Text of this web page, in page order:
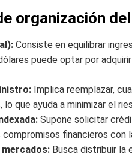
organización
Consiste en equilibrar
puede optar por
Implica reemplazar,
que ayuda a minimizar el
Supone solicitar
financieros con
Busca distribuir la